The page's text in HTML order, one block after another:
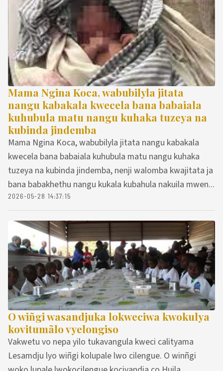
Mama Ngina Koca, wabubilyla jitata
nangu kabakala kwecela bana babaiala
kuhubula matu nangu kuhaka tuzeya na
kubinda jindemba
Mama Ngina Koca, wabubilyla jitata nangu kabakala
kwecela bana babaiala kuhubula matu nangu kuhaka
tuzeya na kubinda jindemba, nenji walomba kwajitata ja
bana babakhethu nangu kukala kubahula nakuila mwen...
2026-05-28 14:37:15
O wiñgi wasandjuka lokweciwa kwokulya
kovitumãlo vyelongiso
Vakwetu vo nepa yilo tukavangula kweci calityama
Lesamdju lyo wiñgi kolupale lwo cilengue. O winñgi